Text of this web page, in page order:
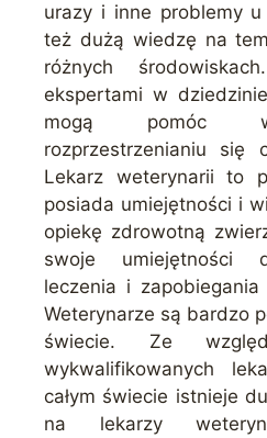
urazy i inne problemy
też dużą wiedzę na
różnych
ekspertami w
mogą pomóc w
rozprzestrzenianiu się
Lekarz weterynarii to
posiada umiejętności i
opiekę zdrowotną
swoje umiejętności
leczenia i
Weterynarze są bardzo
świecie. Ze
wykwalifikowanych
całym świecie istnieje
na lekarzy